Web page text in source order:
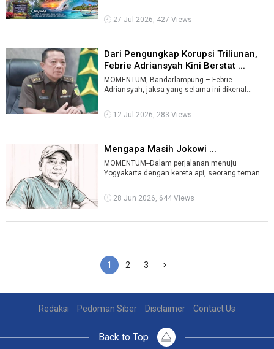
uda ...
27 Jul 2026, 427 Views
Dari Pengungkap Korupsi Triliunan,
Febrie Adriansyah Kini Berstat ...
MOMENTUM, Bandarlampung – Febrie
Adriansyah, jaksa yang selama ini dikenal
...
12 Jul 2026, 283 Views
Mengapa Masih Jokowi ...
MOMENTUM--Dalam perjalanan menuju
Yogyakarta dengan kereta api, seorang teman
...
28 Jun 2026, 644 Views
1 2 3
Redaksi Pedoman Siber Disclaimer Contact Us
Back to Top